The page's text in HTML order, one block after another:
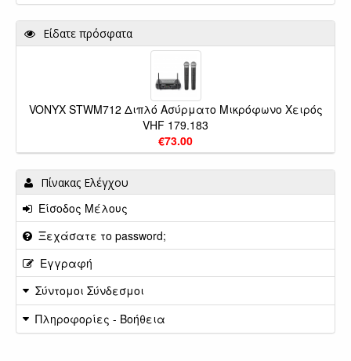
Είδατε πρόσφατα
VONYX STWM712 Διπλό Ασύρματο Μικρόφωνο Χειρός
VHF 179.183
€73.00
Πίνακας Ελέγχου
Είσοδος Μέλους
Ξεχάσατε το password;
Εγγραφή
Σύντομοι Σύνδεσμοι
Πληροφορίες - Βοήθεια